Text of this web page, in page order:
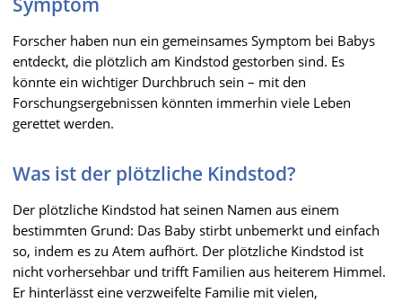
Forscher haben nun ein gemeinsames Symptom bei Babys
entdeckt, die plötzlich am Kindstod gestorben sind. Es
könnte ein wichtiger Durchbruch sein – mit den
Forschungsergebnissen könnten immerhin viele Leben
gerettet werden.
Was ist der plötzliche Kindstod?
Der plötzliche Kindstod hat seinen Namen aus einem
bestimmten Grund: Das Baby stirbt unbemerkt und einfach
so, indem es zu Atem aufhört. Der plötzliche Kindstod ist
nicht vorhersehbar und trifft Familien aus heiterem Himmel.
Er hinterlässt eine verzweifelte Familie mit vielen,